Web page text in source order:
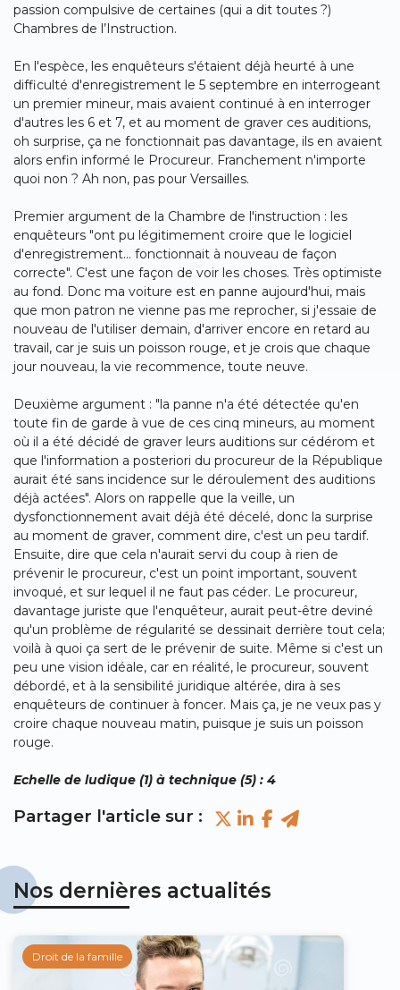
passion compulsive de certaines (qui a dit toutes ?)
Chambres de l’Instruction.
En l'espèce, les enquêteurs s'étaient déjà heurté à une
difficulté d'enregistrement le 5 septembre en interrogeant
un premier mineur, mais avaient continué à en interroger
d'autres les 6 et 7, et au moment de graver ces auditions,
oh surprise, ça ne fonctionnait pas davantage, ils en avaient
alors enfin informé le Procureur. Franchement n'importe
quoi non ? Ah non, pas pour Versailles.
Premier argument de la Chambre de l'instruction : les
enquêteurs "ont pu légitimement croire que le logiciel
d'enregistrement... fonctionnait à nouveau de façon
correcte". C'est une façon de voir les choses. Très optimiste
au fond. Donc ma voiture est en panne aujourd'hui, mais
que mon patron ne vienne pas me reprocher, si j'essaie de
nouveau de l'utiliser demain, d'arriver encore en retard au
travail, car je suis un poisson rouge, et je crois que chaque
jour nouveau, la vie recommence, toute neuve.
Deuxième argument : "la panne n'a été détectée qu'en
toute fin de garde à vue de ces cinq mineurs, au moment
où il a été décidé de graver leurs auditions sur cédérom et
que l'information a posteriori du procureur de la République
aurait été sans incidence sur le déroulement des auditions
déjà actées". Alors on rappelle que la veille, un
dysfonctionnement avait déjà été décelé, donc la surprise
au moment de graver, comment dire, c'est un peu tardif.
Ensuite, dire que cela n'aurait servi du coup à rien de
prévenir le procureur, c'est un point important, souvent
invoqué, et sur lequel il ne faut pas céder. Le procureur,
davantage juriste que l'enquêteur, aurait peut-être deviné
qu'un problème de régularité se dessinait derrière tout cela;
voilà à quoi ça sert de le prévenir de suite. Même si c'est un
peu une vision idéale, car en réalité, le procureur, souvent
débordé, et à la sensibilité juridique altérée, dira à ses
enquêteurs de continuer à foncer. Mais ça, je ne veux pas y
croire chaque nouveau matin, puisque je suis un poisson
rouge.
Echelle de ludique (1) à technique (5) : 4
Nos dernières actualités
Droit de la famille